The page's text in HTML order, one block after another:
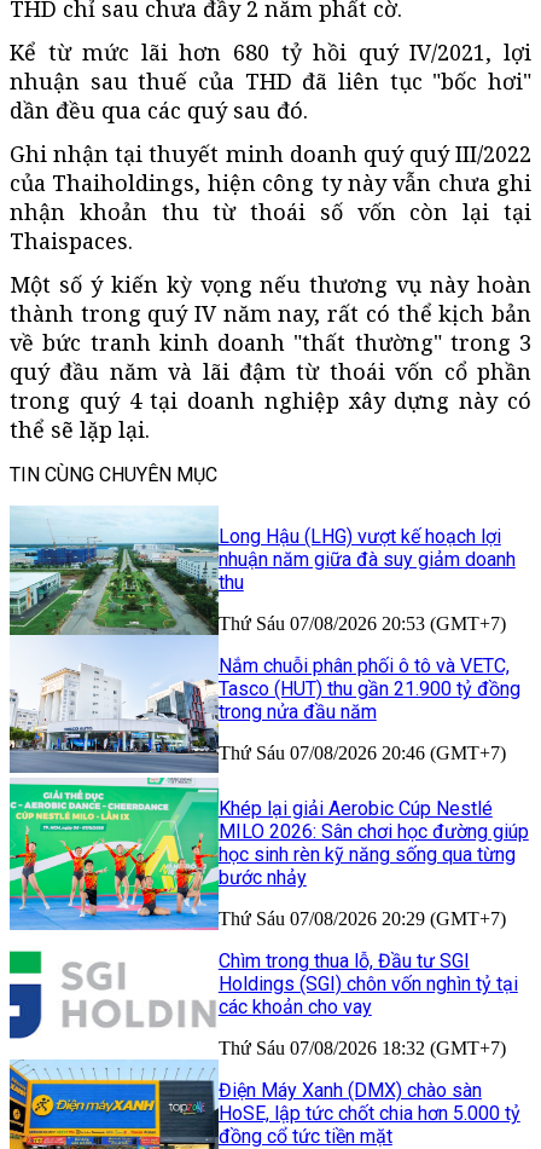
THD chỉ sau chưa đầy 2 năm phất cờ.
Kể từ mức lãi hơn 680 tỷ hồi quý IV/2021, lợi
nhuận sau thuế của THD đã liên tục "bốc hơi"
dần đều qua các quý sau đó.
Ghi nhận tại thuyết minh doanh quý quý III/2022
của Thaiholdings, hiện công ty này vẫn chưa ghi
nhận khoản thu từ thoái số vốn còn lại tại
Thaispaces.
Một số ý kiến kỳ vọng nếu thương vụ này hoàn
thành trong quý IV năm nay, rất có thể kịch bản
về bức tranh kinh doanh "thất thường" trong 3
quý đầu năm và lãi đậm từ thoái vốn cổ phần
trong quý 4 tại doanh nghiệp xây dựng này có
thể sẽ lặp lại.
TIN CÙNG CHUYÊN MỤC
Long Hậu (LHG) vượt kế hoạch lợi
nhuận năm giữa đà suy giảm doanh
thu
Thứ Sáu 07/08/2026 20:53 (GMT+7)
Nắm chuỗi phân phối ô tô và VETC,
Tasco (HUT) thu gần 21.900 tỷ đồng
trong nửa đầu năm
Thứ Sáu 07/08/2026 20:46 (GMT+7)
Khép lại giải Aerobic Cúp Nestlé
MILO 2026: Sân chơi học đường giúp
học sinh rèn kỹ năng sống qua từng
bước nhảy
Thứ Sáu 07/08/2026 20:29 (GMT+7)
Chìm trong thua lỗ, Đầu tư SGI
Holdings (SGI) chôn vốn nghìn tỷ tại
các khoản cho vay
Thứ Sáu 07/08/2026 18:32 (GMT+7)
Điện Máy Xanh (DMX) chào sàn
HoSE, lập tức chốt chia hơn 5.000 tỷ
đồng cổ tức tiền mặt